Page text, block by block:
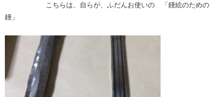
こちらは、自らが、ふだんお使いの 「鏝絵のための
鏝」